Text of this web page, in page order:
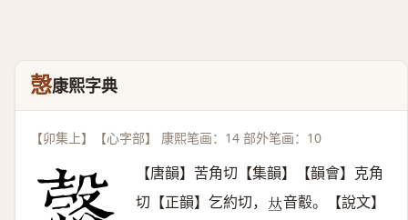
愨康熙字典
【卯集上】【心字部】 康熙笔画：14 部外笔画：10
【唐韻】苦角切【集韻】【韻會】克角
切【正韻】乞約切， 𠀤音鷇。【說文】